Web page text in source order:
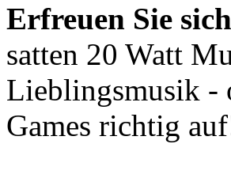
Erfreuen Sie
satten 20 Watt
Lieblingsmusik -
Games richtig